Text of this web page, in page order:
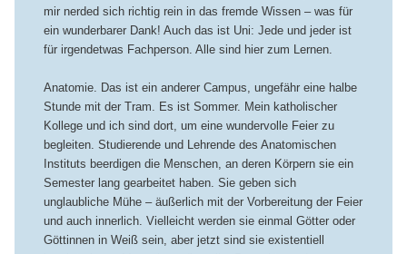
mir nerded sich richtig rein in das fremde Wissen – was für
ein wunderbarer Dank! Auch das ist Uni: Jede und jeder ist
für irgendetwas Fachperson. Alle sind hier zum Lernen.
Anatomie. Das ist ein anderer Campus, ungefähr eine halbe
Stunde mit der Tram. Es ist Sommer. Mein katholischer
Kollege und ich sind dort, um eine wundervolle Feier zu
begleiten. Studierende und Lehrende des Anatomischen
Instituts beerdigen die Menschen, an deren Körpern sie ein
Semester lang gearbeitet haben. Sie geben sich
unglaubliche Mühe – äußerlich mit der Vorbereitung der Feier
und auch innerlich. Vielleicht werden sie einmal Götter oder
Göttinnen in Weiß sein, aber jetzt sind sie existentiell